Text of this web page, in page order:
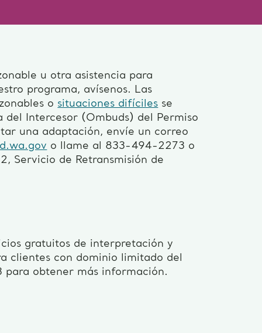
u otra asistencia para
programa, avísenos. Las
o situaciones difíciles se
Intercesor (Ombuds) del Permiso
una adaptación, envíe un correo
o llame al 833-494-2273 o
Servicio de Retransmisión de
gratuitos de interpretación y
clientes con dominio limitado del
obtener más información.